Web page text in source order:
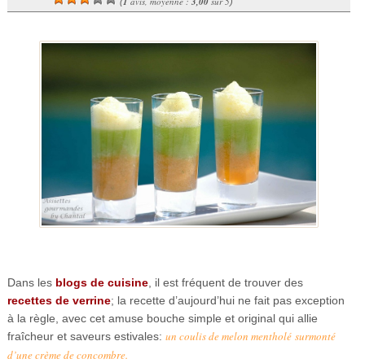
Dans les blogs de cuisine, il est fréquent de trouver des
recettes de verrine; la recette d’aujourd’hui ne fait pas exception
à la règle, avec cet amuse bouche simple et original qui allie
fraîcheur et saveurs estivales: un coulis de melon mentholé surmonté
d’une crème de concombre.